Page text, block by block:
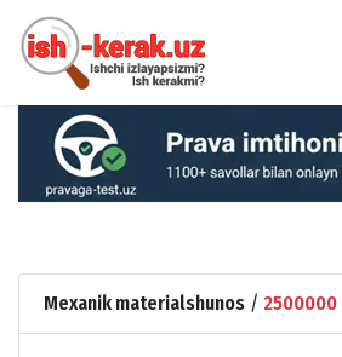
Mexanik materialshunos / 2500000